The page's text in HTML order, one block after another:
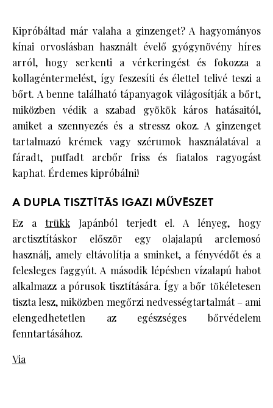
Kipróbáltad már valaha a ginzenget? A hagyományos
kínai orvoslásban használt évelő gyógynövény híres
arról, hogy serkenti a vérkeringést és fokozza a
kollagéntermelést, így feszesíti és élettel telivé teszi a
bőrt. A benne található tápanyagok világosítják a bőrt,
miközben védik a szabad gyökök káros hatásaitól,
amiket a szennyezés és a stressz okoz. A ginzenget
tartalmazó krémek vagy szérumok használatával a
fáradt, puffadt arcbőr friss és fiatalos ragyogást
kaphat. Érdemes kipróbálni!
A DUPLA TISZTÍTÁS IGAZI MŰVÉSZET
Ez a trükkJapánból terjedt el. A lényeg, hogy
arctisztításkor először egy olajalapú arclemosó
használj, amely eltávolítja a sminket, a fényvédőt és a
felesleges faggyút. A második lépésben vízalapú habot
alkalmazz a pórusok tisztítására. Így a bőr tökéletesen
tiszta lesz, miközben megőrzi nedvességtartalmát – ami
elengedhetetlen az egészséges bőrvédelem
fenntartásához.
Via